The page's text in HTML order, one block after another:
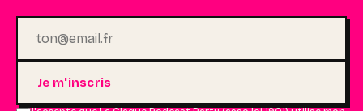
Je m'inscris